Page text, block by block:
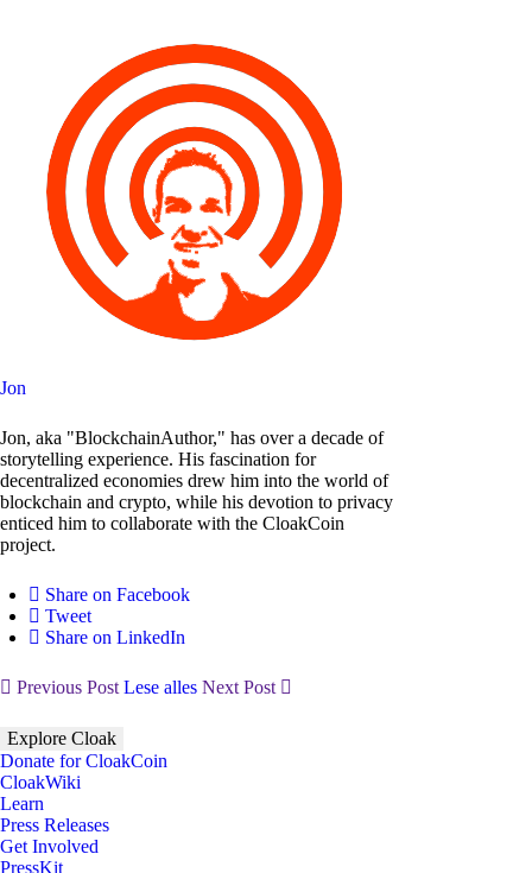
Jon
Jon, aka "BlockchainAuthor," has over a decade of
storytelling experience. His fascination for
decentralized economies drew him into the world of
blockchain and crypto, while his devotion to privacy
enticed him to collaborate with the CloakCoin
project.
Share on Facebook
Tweet
Share on LinkedIn
Previous Post Lese alles Next Post
Explore Cloak
Donate for CloakCoin
CloakWiki
Learn
Press Releases
Get Involved
PressKit